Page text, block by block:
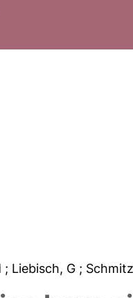
; Liebisch, G ;